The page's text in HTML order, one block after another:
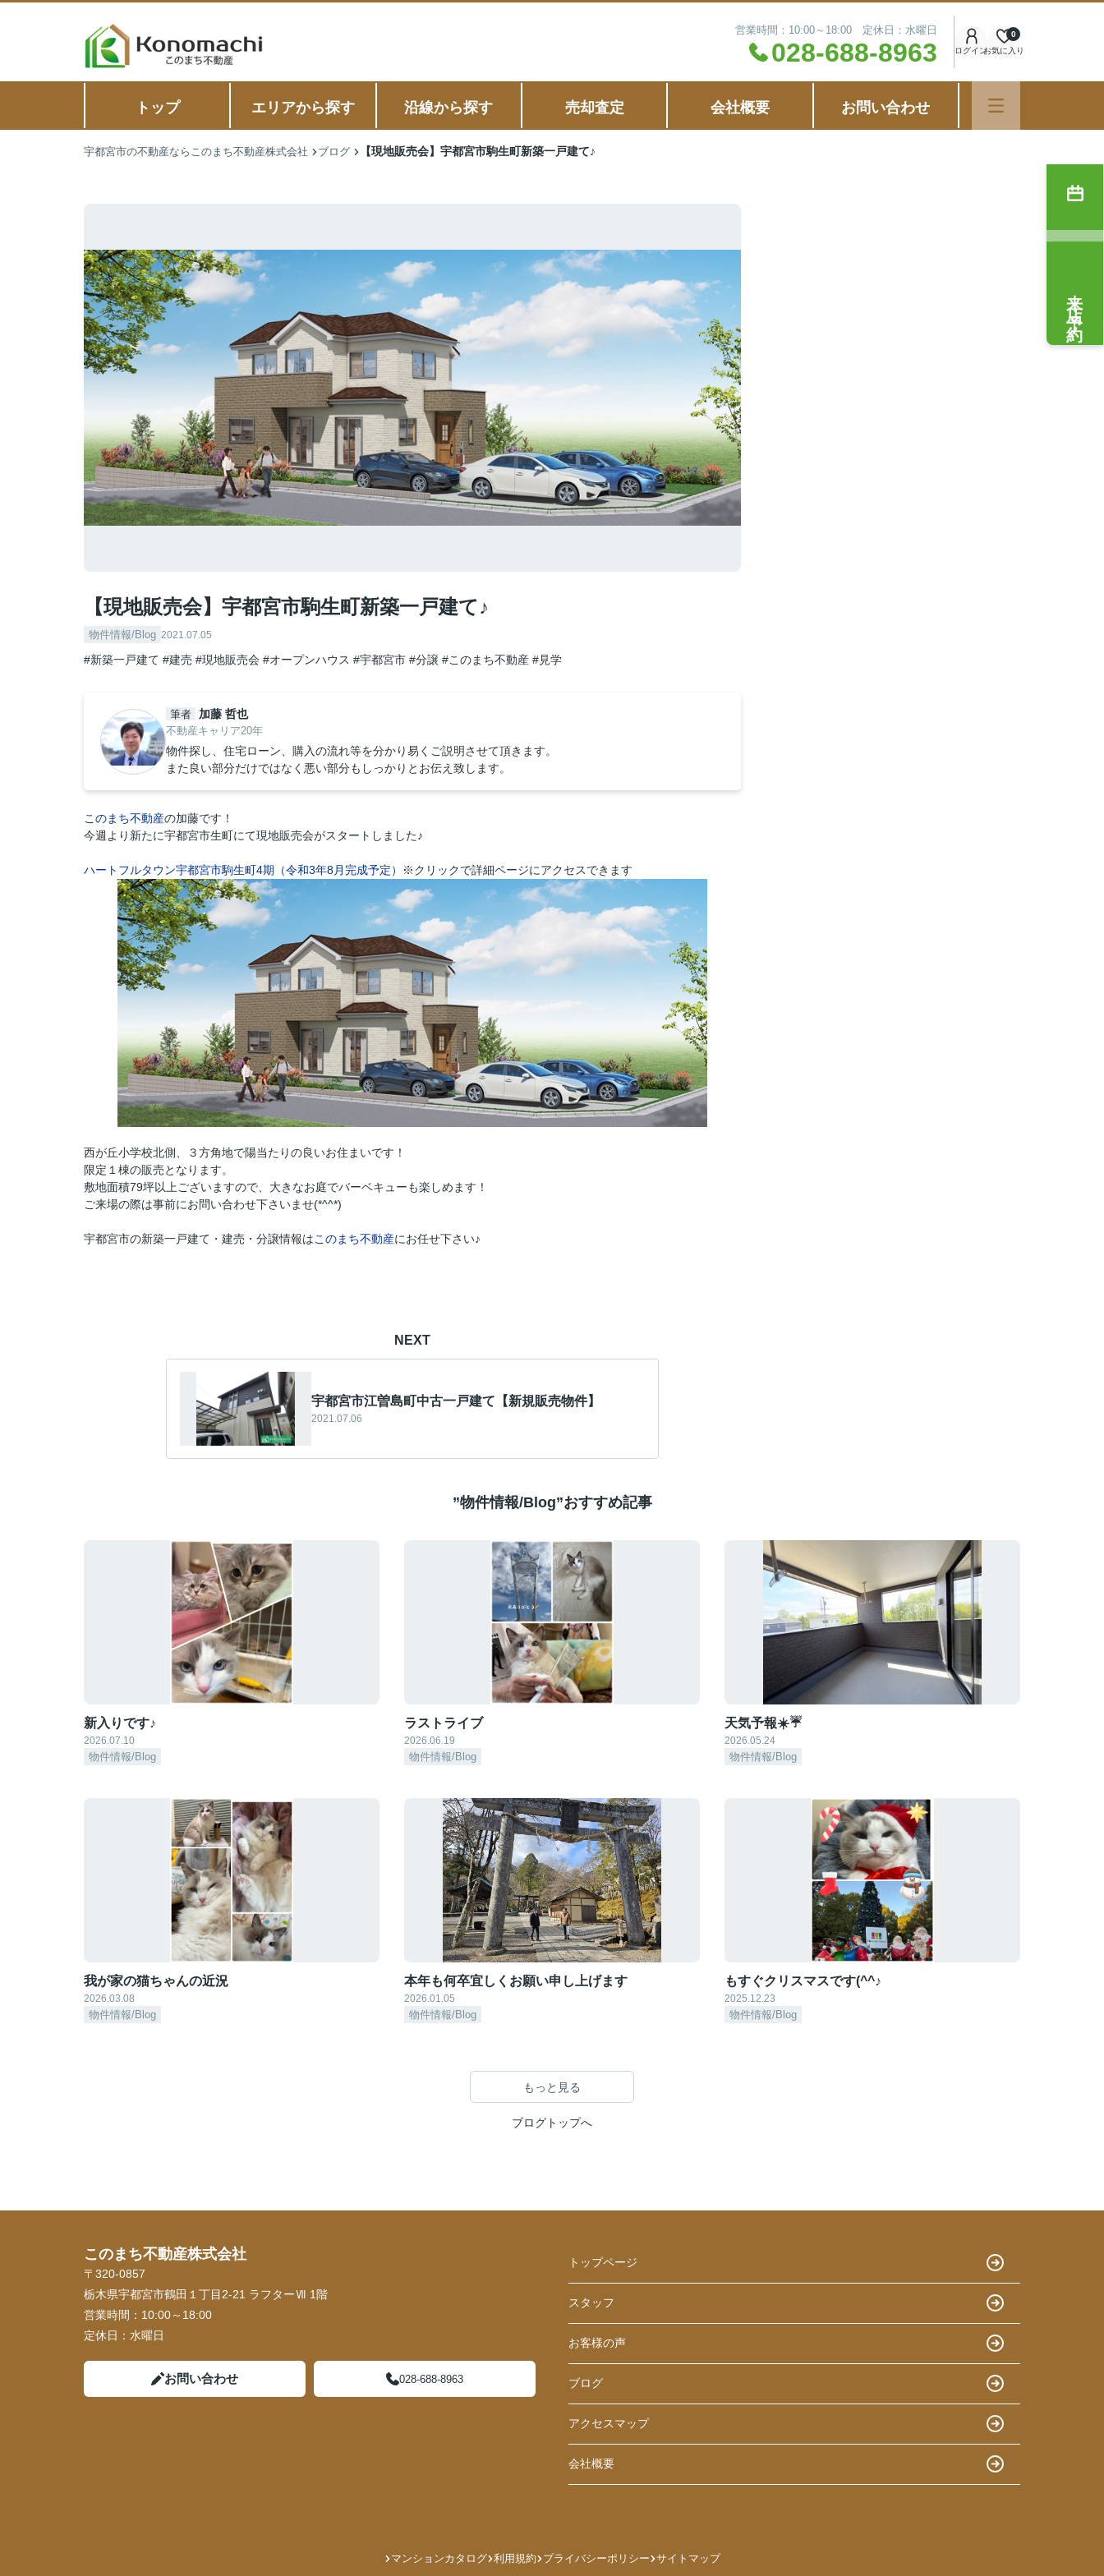
営業時間：10:00～18:00 定休日：水曜日
028-688-8963 ログインお気に入り
0
トップ エリアから探す 沿線から探す 売却査定 会社概要 お問い合わせ
宇都宮市の不動産ならこのまち不動産株式会社 ブログ 【現地販売会】宇都宮市駒生町新築一戸建て♪
【現地販売会】宇都宮市駒生町新築一戸建て♪
物件情報/Blog 2021.07.05
#新築一戸建て #建売 #現地販売会 #オープンハウス #宇都宮市 #分譲 #このまち不動産 #見学
筆者 加藤 哲也
不動産キャリア20年
物件探し、住宅ローン、購入の流れ等を分かり易くご説明させて頂きます。
また良い部分だけではなく悪い部分もしっかりとお伝え致します。
このまち不動産の加藤です！
今週より新たに宇都宮市生町にて現地販売会がスタートしました♪
ハートフルタウン宇都宮市駒生町4期（令和3年8月完成予定） ※クリックで詳細ページにアクセスできます
西が丘小学校北側、３方角地で陽当たりの良いお住まいです！
限定１棟の販売となります。
敷地面積79坪以上ございますので、大きなお庭でバーベキューも楽しめます！
ご来場の際は事前にお問い合わせ下さいませ(*^^*)
宇都宮市の新築一戸建て・建売・分譲情報はこのまち不動産にお任せ下さい♪
NEXT
宇都宮市江曽島町中古一戸建て【新規販売物件】
2021.07.06
”物件情報/Blog”おすすめ記事
新入りです♪
2026.07.10
物件情報/Blog
ラストライブ
2026.06.19
物件情報/Blog
天気予報☀️☔
2026.05.24
物件情報/Blog
我が家の猫ちゃんの近況
2026.03.08
物件情報/Blog
本年も何卒宜しくお願い申し上げます
2026.01.05
物件情報/Blog
もすぐクリスマスです(^^♪
2025.12.23
物件情報/Blog
もっと見る
ブログトップへ
来店予約
このまち不動産株式会社
〒320-0857
栃木県宇都宮市鶴田１丁目2-21 ラフターⅦ 1階
営業時間： 10:00～18:00
定休日： 水曜日
お問い合わせ 028-688-8963
トップページ
スタッフ
お客様の声
ブログ
アクセスマップ
会社概要
マンションカタログ 利用規約 プライバシーポリシー サイトマップ